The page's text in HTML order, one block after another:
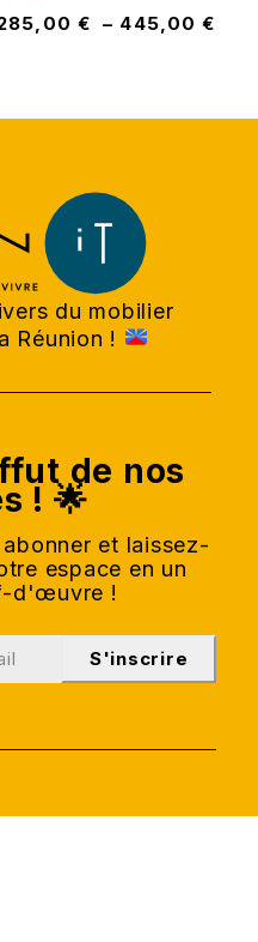
€ – 445,00€
du mobilier
Réunion !
de nos
! 🌟
et laissez-
espace en un
d'œuvre !
S'inscrire